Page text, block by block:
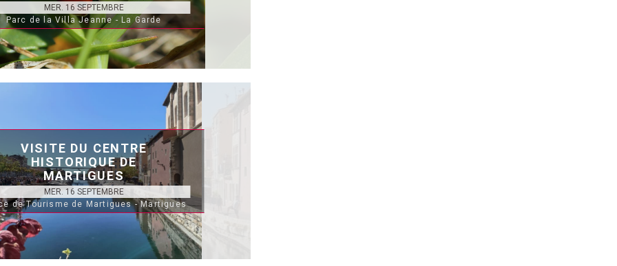
MER. 16 SEPTEMBRE
Parc de la Villa Jeanne - La Garde
VISITE DU CENTRE
HISTORIQUE DE
MARTIGUES
MER. 16 SEPTEMBRE
de Tourisme de Martigues - Martigues